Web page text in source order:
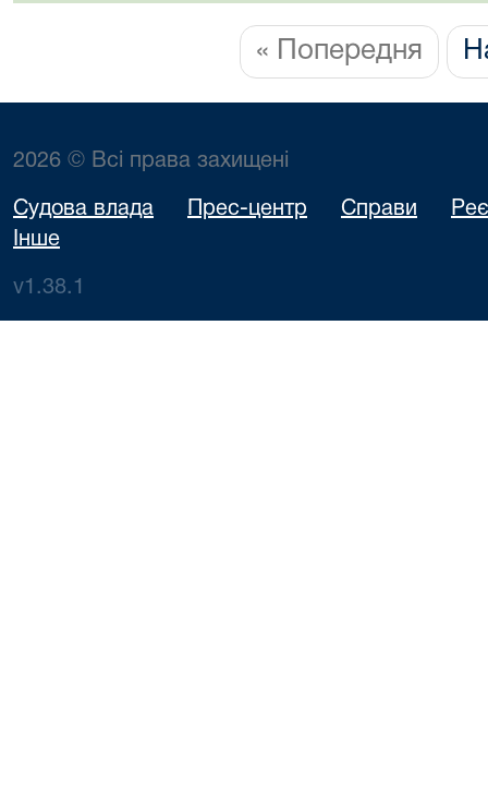
« Попередня
2026 © Всі права захищені
Судова влада Прес-центр Справи
Інше
v1.38.1